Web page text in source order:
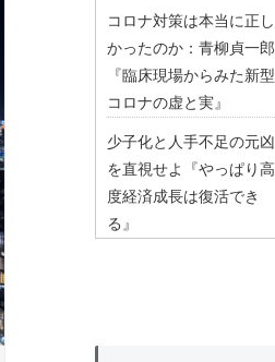
コロナ対策は本当に正し
かったのか：青柳貞一郎
『臨床現場からみた新型
コロナの虚と実』
少子化と人手不足の元凶
を直視せよ『やっぱり高
度経済成長は復活でき
る』